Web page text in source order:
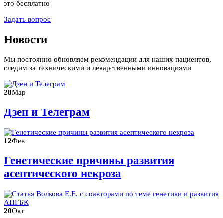
это бесплатно
Задать вопрос
Новости
Мы постоянно обновляем рекомендации для наших пациентов,
следим за техническими и лекарственными инновациями
28Мар
Дзен и Телеграм
12Фев
Генетические причины развития
асептического некроза
20Окт